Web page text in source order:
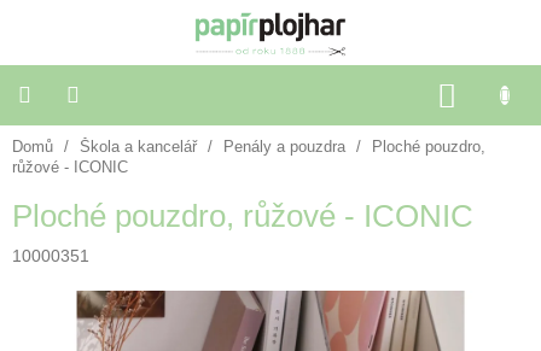
KOŠÍK
Balení
dárků
Dekorace
a
doplňky
Domů / Škola a kancelář / Penály a pouzdra /
Ploché pouzdro,
růžové - ICONIC
Ploché pouzdro, růžové - ICONIC
10000351